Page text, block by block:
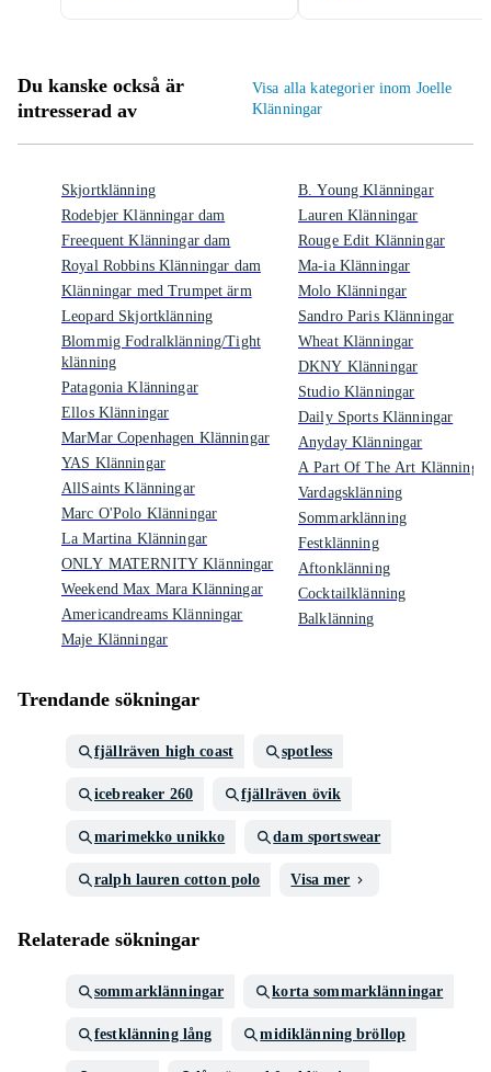
Du kanske också är
intresserad av
Visa alla kategorier inom Joelle
Klänningar
Skjortklänning
Rodebjer Klänningar dam
Freequent Klänningar dam
Royal Robbins Klänningar dam
Klänningar med Trumpet ärm
Leopard Skjortklänning
Blommig Fodralklänning/Tight
klänning
Patagonia Klänningar
Ellos Klänningar
MarMar Copenhagen Klänningar
YAS Klänningar
AllSaints Klänningar
Marc O'Polo Klänningar
La Martina Klänningar
ONLY MATERNITY Klänningar
Weekend Max Mara Klänningar
Americandreams Klänningar
Maje Klänningar
B. Young Klänningar
Lauren Klänningar
Rouge Edit Klänningar
Ma-ia Klänningar
Molo Klänningar
Sandro Paris Klänningar
Wheat Klänningar
DKNY Klänningar
Studio Klänningar
Daily Sports Klänningar
Anyday Klänningar
A Part Of The Art Klänningar
Vardagsklänning
Sommarklänning
Festklänning
Aftonklänning
Cocktailklänning
Balklänning
Trendande sökningar
fjällräven high coast spotless
icebreaker 260 fjällräven övik
marimekko unikko dam sportswear
ralph lauren cotton polo Visa mer
Relaterade sökningar
sommarklänningar korta sommarklänningar
festklänning lång midiklänning bröllop